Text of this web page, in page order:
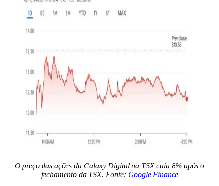
O preço das ações da Galaxy Digital na TSX caiu 8% após o
fechamento da TSX. Fonte: Google Finance